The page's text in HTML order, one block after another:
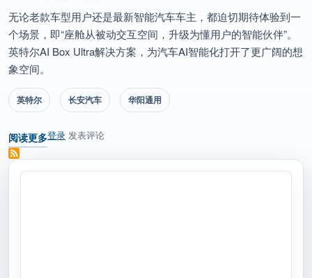
无论老款车型用户还是最新智能汽车车主，都迫切期待体验到一
个场景，即“座舱从被动交互空间，升级为懂用户的智能伙伴”。
英特尔AI Box Ultra解决方案，为汽车AI智能化打开了更广阔的想
象空间。
英特尔 长安汽车 华阳通用
阅读更多
关于 英特尔携手长安汽车天枢智能座舱、华阳通用、面壁智能和北
登录 发表评论